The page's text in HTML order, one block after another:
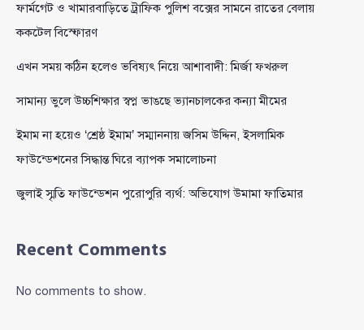
ফার্মগেট ও খামারবাড়িতে ট্রাফিক পুলিশ বক্সের সামনে রাতের বেলায়
ককটেল বিস্ফোরণ
এখন সময় কঠিন হলেও ভবিষ্যৎ নিয়ে আশাবাদী: মির্জা ফখরুল
সামান্য ভুলে উচ্চশিক্ষার স্বপ্ন ভাঙছে ভ্যানচালকের কন্যা মীমের
ইমাম না হয়েও ‘শ্রেষ্ঠ ইমাম’ সম্মাননায় জসিম উদ্দিন, ইসলামিক
ফাউন্ডেশনের সিদ্ধান্ত ঘিরে ব্যাপক সমালোচনা
জুলাই স্মৃতি ফাউন্ডেশন পুরোপুরি ব্যর্থ: অভিযোগ উমামা ফাতিমার
Recent Comments
No comments to show.